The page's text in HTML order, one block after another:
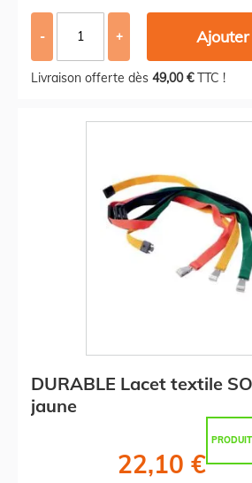
- +
Livraison offerte dès 49,00 €TTC !
DURABLE Lacet textile
jaune
22,10 €